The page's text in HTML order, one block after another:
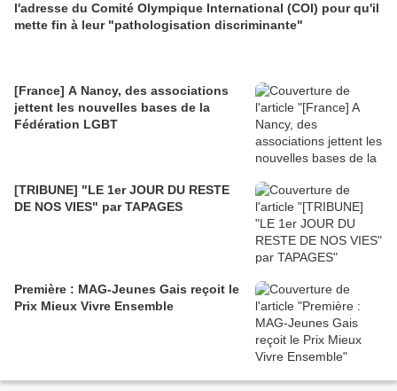
l'adresse du Comité Olympique International (COI) pour qu'il
mette fin à leur "pathologisation discriminante"
[France] A Nancy, des associations
jettent les nouvelles bases de la
Fédération LGBT
[TRIBUNE] "LE 1er JOUR DU RESTE
DE NOS VIES" par TAPAGES
Première : MAG-Jeunes Gais reçoit le
Prix Mieux Vivre Ensemble